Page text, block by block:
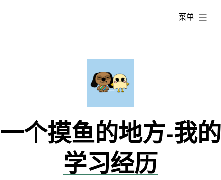
一个摸鱼的地方-我的
学习经历
菜单
已
展